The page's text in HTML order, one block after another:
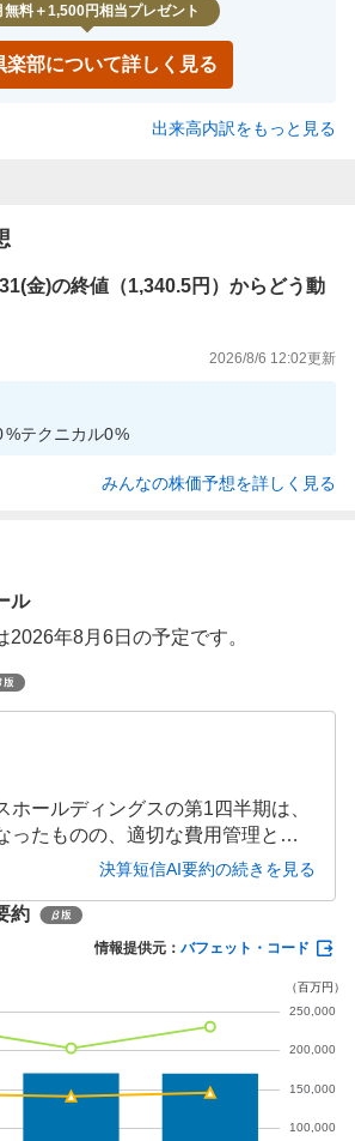
無料＋1,500円相当プレゼント
楽部について詳しく見る
出来高内訳をもっと見る
金)の終値（1,340.5円）からどう動
2026/8/6 12:02更新
%テクニカル0%
みんなの株価予想を詳しく見る
ル
2026年8月6日の予定です。
ホールディングスの第1四半期は、
ったものの、適切な費用管理と為
な増益を達成しました。POLAブラ
長が見られます。通期予想は据え
き続き事業成長戦略の実行に注目
決算短信AI要約の続きを見る
約
情報提供元： バフェット・コード